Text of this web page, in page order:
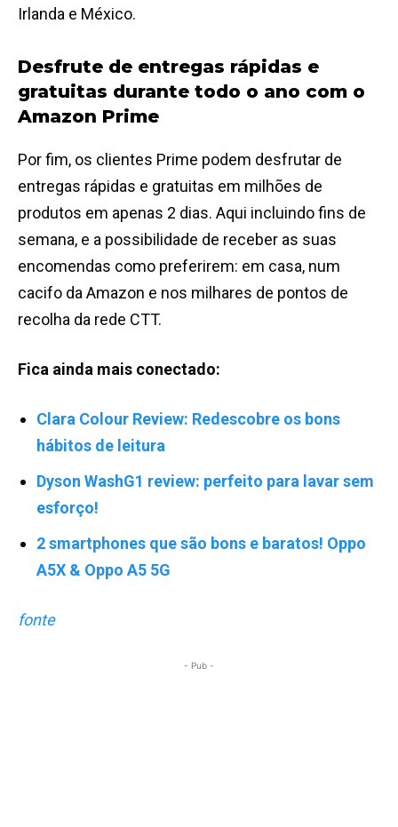
Irlanda e México.
Desfrute de entregas rápidas e
gratuitas durante todo o ano com o
Amazon Prime
Por fim, os clientes Prime podem desfrutar de
entregas rápidas e gratuitas em milhões de
produtos em apenas 2 dias. Aqui incluindo fins de
semana, e a possibilidade de receber as suas
encomendas como preferirem: em casa, num
cacifo da Amazon e nos milhares de pontos de
recolha da rede CTT.
Fica ainda mais conectado:
Clara Colour Review: Redescobre os bons
hábitos de leitura
Dyson WashG1 review: perfeito para lavar sem
esforço!
2 smartphones que são bons e baratos! Oppo
A5X & Oppo A5 5G
fonte
- Pub -